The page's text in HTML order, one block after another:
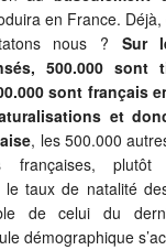
en France.
nous ? Sur
500.000 sont
sont français
et
, les 500.000
françaises, plutôt
taux de natalité
de celui du
démographique